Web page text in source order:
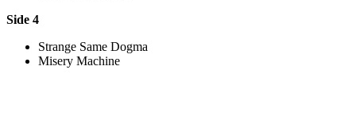
Side 4
Strange Same Dogma
Misery Machine